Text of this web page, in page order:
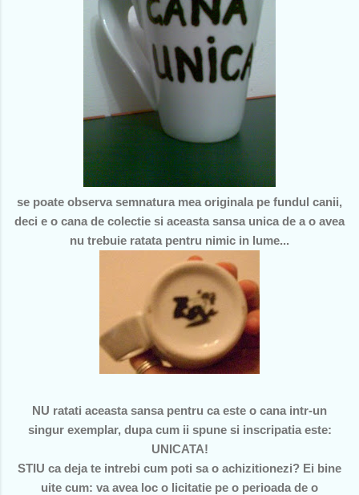
se poate observa semnatura mea originala pe fundul canii,
deci e o cana de colectie si aceasta sansa unica de a o avea
nu trebuie ratata pentru nimic in lume...
NU ratati aceasta sansa pentru ca este o cana intr-un
singur exemplar, dupa cum ii spune si inscripatia este:
UNICATA!
STIU ca deja te intrebi cum poti sa o achizitionezi? Ei bine
uite cum: va avea loc o licitatie pe o perioada de o